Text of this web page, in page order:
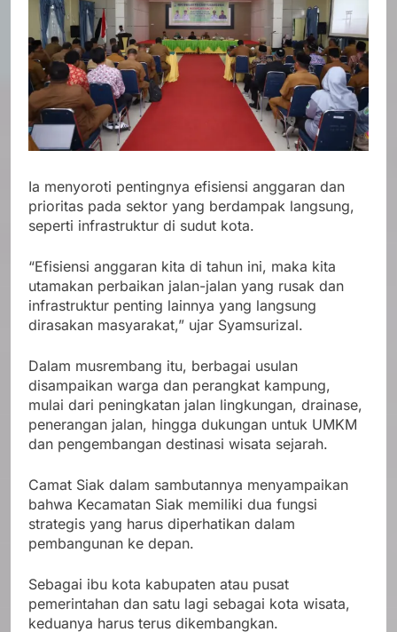
Ia menyoroti pentingnya efisiensi anggaran dan
prioritas pada sektor yang berdampak langsung,
seperti infrastruktur di sudut kota.
“Efisiensi anggaran kita di tahun ini, maka kita
utamakan perbaikan jalan-jalan yang rusak dan
infrastruktur penting lainnya yang langsung
dirasakan masyarakat,” ujar Syamsurizal.
Dalam musrembang itu, berbagai usulan
disampaikan warga dan perangkat kampung,
mulai dari peningkatan jalan lingkungan, drainase,
penerangan jalan, hingga dukungan untuk UMKM
dan pengembangan destinasi wisata sejarah.
Camat Siak dalam sambutannya menyampaikan
bahwa Kecamatan Siak memiliki dua fungsi
strategis yang harus diperhatikan dalam
pembangunan ke depan.
Sebagai ibu kota kabupaten atau pusat
pemerintahan dan satu lagi sebagai kota wisata,
keduanya harus terus dikembangkan.